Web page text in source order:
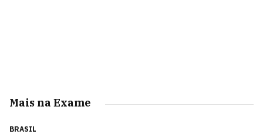
Mais na Exame
BRASIL